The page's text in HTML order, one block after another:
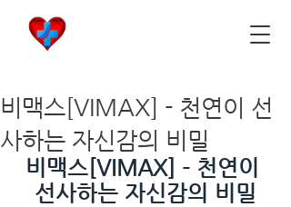
비맥스[VIMAX] - 천연이 선
사하는 자신감의 비밀
비맥스[VIMAX] - 천연이
선사하는 자신감의 비밀